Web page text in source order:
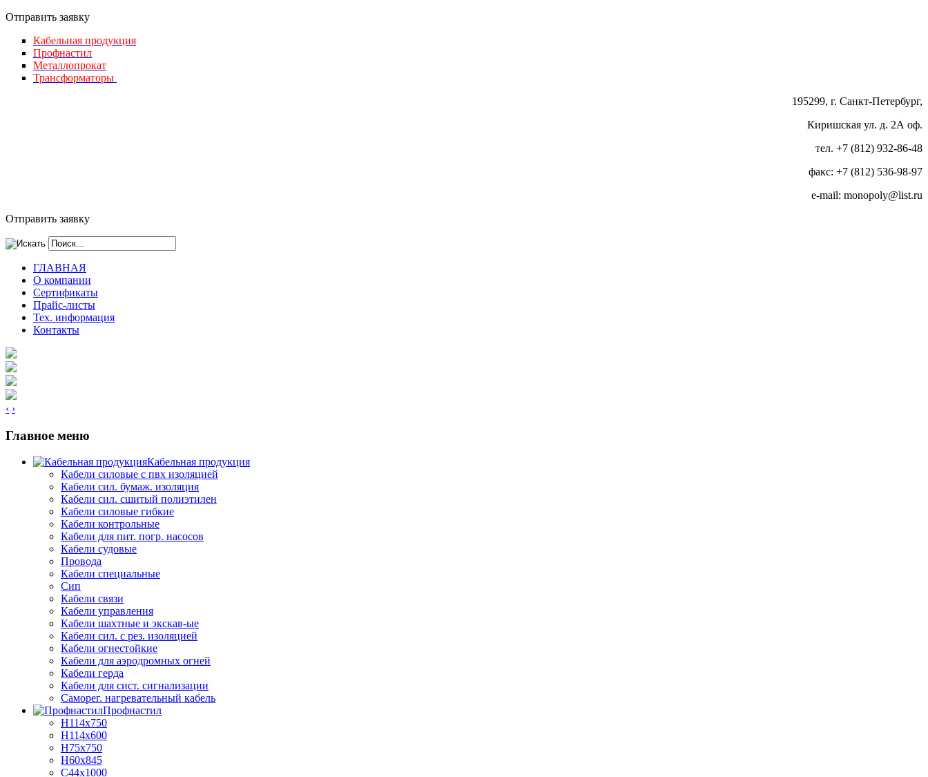
Отправить заявку
Кабельная продукция
Профнастил
Металлопрокат
Трансформаторы
195299, г. Санкт-Петербург,
Киришская ул. д. 2А оф.
тел. +7 (812) 932-86-48
факс: +7 (812) 536-98-97
e-mail: monopoly@list.ru
Отправить заявку
ГЛАВНАЯ
О компании
Сертификаты
Прайс-листы
Тех. информация
Контакты
‹ ›
Главное меню
Кабельная продукция
Кабели силовые с пвх изоляцией
Кабели сил. бумаж. изоляция
Кабели сил. сшитый полиэтилен
Кабели силовые гибкие
Кабели контрольные
Кабели для пит. погр. насосов
Кабели судовые
Провода
Кабели специальные
Сип
Кабели связи
Кабели управления
Кабели шахтные и экскав-ые
Кабели сил. с рез. изоляцией
Кабели огнестойкие
Кабели для аэродромных огней
Кабели герда
Кабели для сист. сигнализации
Саморег. нагревательный кабель
Профнастил
Н114х750
Н114х600
Н75х750
Н60х845
С44х1000